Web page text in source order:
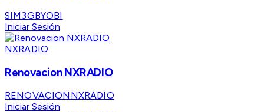
SIM3GBYOBI
Iniciar Sesión
NXRADIO
Renovacion NXRADIO
RENOVACIONNXRADIO
Iniciar Sesión